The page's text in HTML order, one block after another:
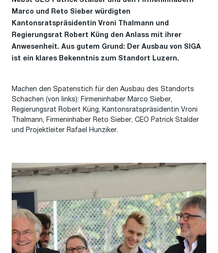
Marco und Reto Sieber würdigten
Kantonsratspräsidentin Vroni Thalmann und
Regierungsrat Robert Küng den Anlass mit ihrer
Anwesenheit. Aus gutem Grund: Der Ausbau von SIGA
ist ein klares Bekenntnis zum Standort Luzern.
Machen den Spatenstich für den Ausbau des Standorts
Schachen (von links): Firmeninhaber Marco Sieber,
Regierungsrat Robert Küng, Kantonsratspräsidentin Vroni
Thalmann, Firmeninhaber Reto Sieber, CEO Patrick Stalder
und Projektleiter Rafael Hunziker.